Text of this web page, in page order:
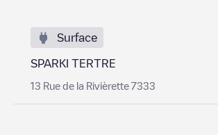
Surface
SPARKI TERTRE
13 Rue de la Rivièrette 7333